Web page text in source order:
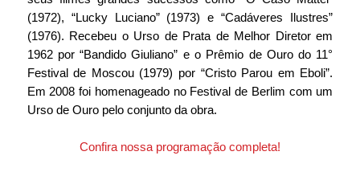
(1972), “Lucky Luciano” (1973) e “Cadáveres Ilustres”
(1976). Recebeu o Urso de Prata de Melhor Diretor em
1962 por “Bandido Giuliano” e o Prêmio de Ouro do 11°
Festival de Moscou (1979) por “Cristo Parou em Eboli”.
Em 2008 foi homenageado no Festival de Berlim com um
Urso de Ouro pelo conjunto da obra.
Confira nossa programação completa!